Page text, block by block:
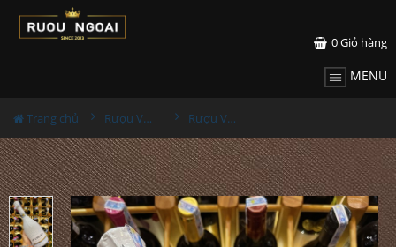
0Giỏ hàng
MENU
Trang chủ Rượu Vang Rượu Vang Nổ JP.Chenet Ice Edition Trắng